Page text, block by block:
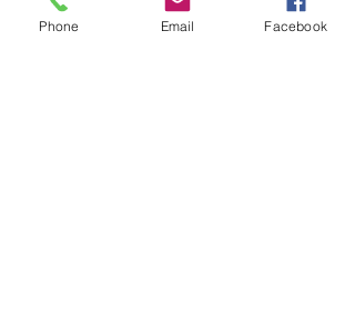
✅ אידיאלית לשימוש כתומך לחץ
Phone Email Facebook